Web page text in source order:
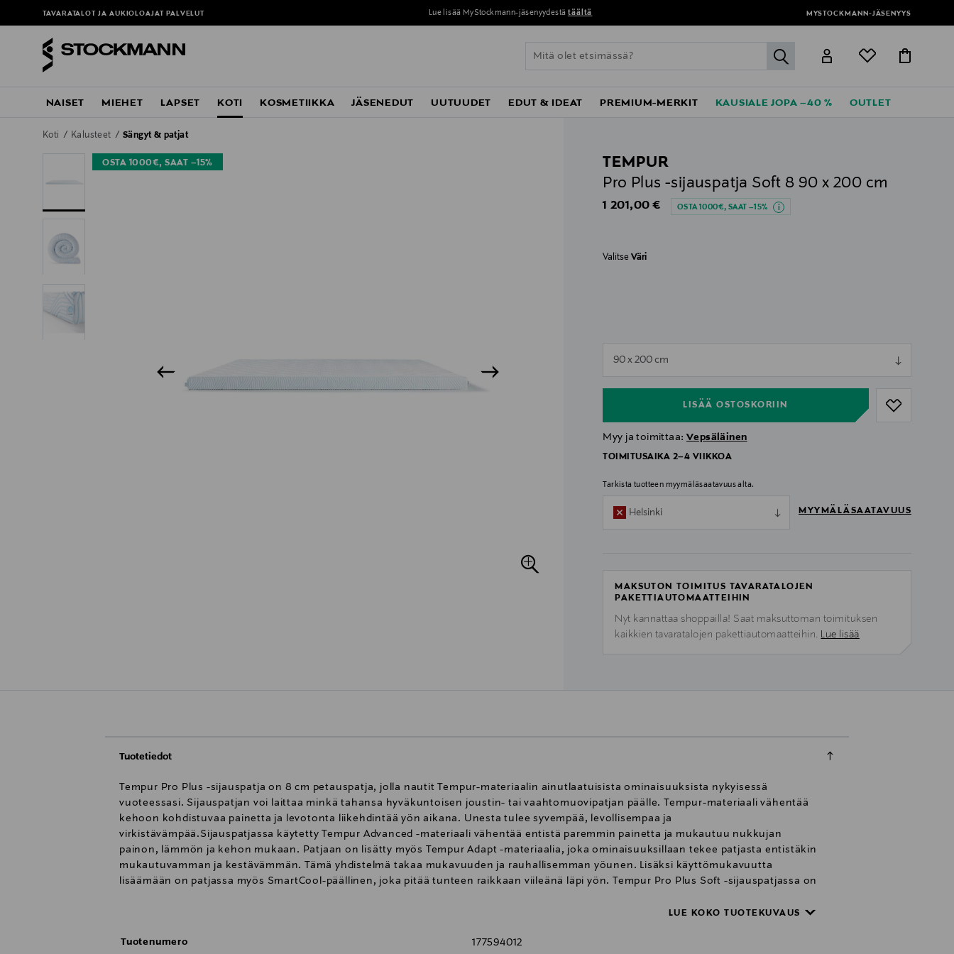
TAVARATALOT JA AUKIOLOAJAT PALVELUT Lue lisää MyStockmann-jäsenyydestä täältä MYSTOCKMANN-JÄSENYYS
label.header.go
NAISET MIEHET LAPSET KOTI KOSMETIIKKA JÄSENEDUT UUTUUDET EDUT & IDEAT PREMIUM-MERKIT KAUSIALE JOPA –40 % OUTLET
Koti Kalusteet Sängyt & patjat
OSTA 1000€, SAAT –15%
TEMPUR
Pro Plus -sijauspatja Soft 8 90 x 200 cm
Original Price
1 201,00 € OSTA 1000€, SAAT –15%
ValitseVäri
90 x 200 cm
LISÄÄ OSTOSKORIIN
null
Myy ja toimittaa: Vepsäläinen
TOIMITUSAIKA 2–4 VIIKKOA
Tarkista tuotteen myymäläsaatavuus alta.
Helsinki MYYMÄLÄSAATAVUUS
MAKSUTON TOIMITUS TAVARATALOJEN
PAKETTIAUTOMAATTEIHIN
Nyt kannattaa shoppailla! Saat maksuttoman toimituksen
kaikkien tavaratalojen pakettiautomaatteihin. Lue lisää
Tuotetiedot
Tempur Pro Plus -sijauspatja on 8 cm petauspatja, jolla nautit Tempur-materiaalin ainutlaatuisista ominaisuuksista nykyisessä
vuoteessasi. Sijauspatjan voi laittaa minkä tahansa hyväkuntoisen joustin- tai vaahtomuovipatjan päälle. Tempur-materiaali vähentää
kehoon kohdistuvaa painetta ja levotonta liikehdintää yön aikana. Unesta tulee syvempää, levollisempaa ja
virkistävämpää.Sijauspatjassa käytetty Tempur Advanced -materiaali vähentää entistä paremmin painetta ja mukautuu nukkujan
painon, lämmön ja kehon mukaan. Patjaan on lisätty myös Tempur Adapt -materiaalia, joka ominaisuuksillaan tekee patjasta entistäkin
mukautuvamman ja kestävämmän. Tämä yhdistelmä takaa mukavuuden ja rauhallisemman yöunen. Lisäksi käyttömukavuutta
lisäämään on patjassa myös SmartCool-päällinen, joka pitää tunteen raikkaan viileänä läpi yön. Tempur Pro Plus Soft -sijauspatjassa on
LUE KOKO TUOTEKUVAUS
Tuotenumero 177594012